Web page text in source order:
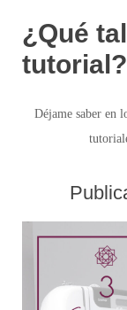
¿Qué
tutorial?
Déjame saber en